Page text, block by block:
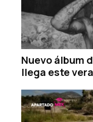
Nuevo álbum
llega este